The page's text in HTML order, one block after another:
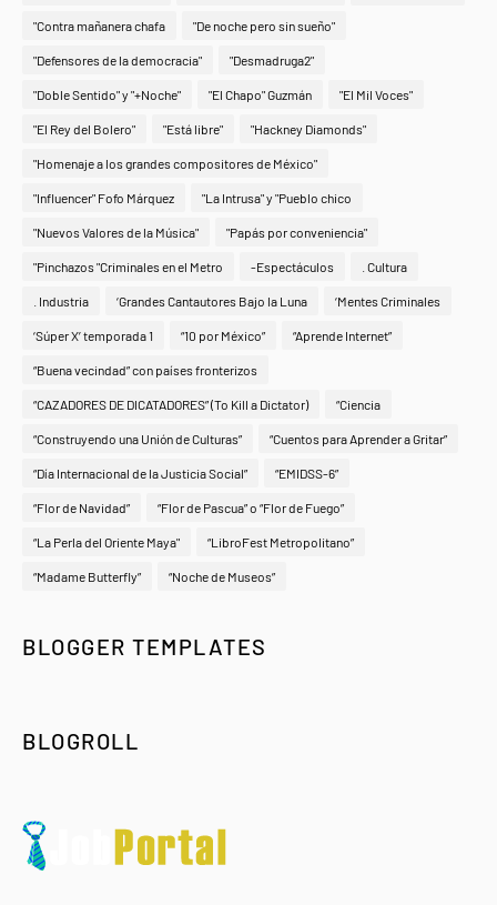
"Contra mañanera chafa "De noche pero sin sueño"
"Defensores de la democracia" "Desmadruga2"
"Doble Sentido" y "+Noche" "El Chapo" Guzmán "El Mil Voces"
"El Rey del Bolero" "Está libre" "Hackney Diamonds"
"Homenaje a los grandes compositores de México"
"Influencer" Fofo Márquez "La Intrusa" y "Pueblo chico
"Nuevos Valores de la Música" "Papás por conveniencia"
"Pinchazos "Criminales en el Metro -Espectáculos . Cultura
. Industria ‘Grandes Cantautores Bajo la Luna ‘Mentes Criminales
‘Súper X’ temporada 1 “10 por México” “Aprende Internet”
“Buena vecindad” con países fronterizos
“CAZADORES DE DICATADORES” (To Kill a Dictator) “Ciencia
“Construyendo una Unión de Culturas” “Cuentos para Aprender a Gritar”
“Día Internacional de la Justicia Social” “EMIDSS-6”
“Flor de Navidad” “Flor de Pascua” o “Flor de Fuego”
“La Perla del Oriente Maya" “LibroFest Metropolitano”
“Madame Butterfly” “Noche de Museos”
BLOGGER TEMPLATES
BLOGROLL